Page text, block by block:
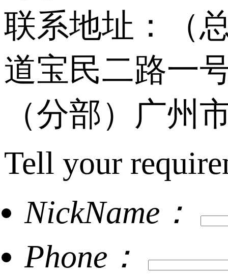
联系地址：（
道宝民二路一
（分部）广州
Tell your
NickName：
Phone：